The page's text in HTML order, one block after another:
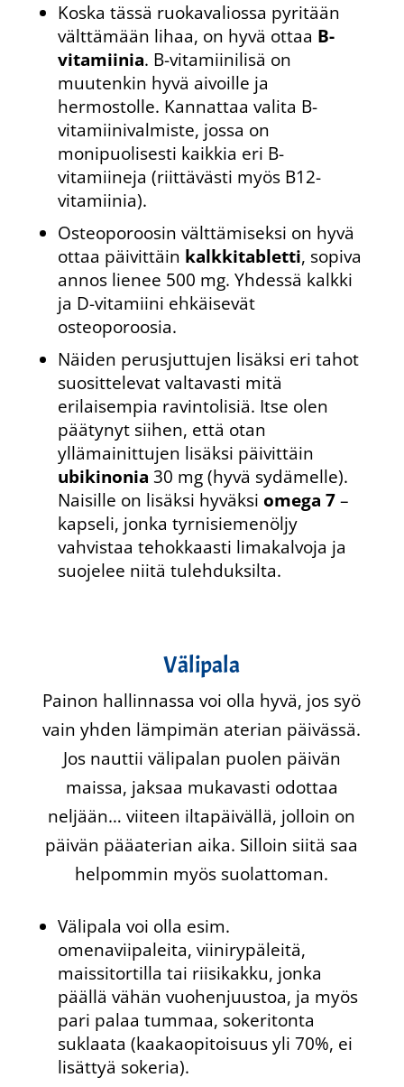
Koska tässä ruokavaliossa pyritään
välttämään lihaa, on hyvä ottaa B-
vitamiinia. B-vitamiinilisä on
muutenkin hyvä aivoille ja
hermostolle. Kannattaa valita B-
vitamiinivalmiste, jossa on
monipuolisesti kaikkia eri B-
vitamiineja (riittävästi myös B12-
vitamiinia).
Osteoporoosin välttämiseksi on hyvä
ottaa päivittäin kalkkitabletti, sopiva
annos lienee 500 mg. Yhdessä kalkki
ja D-vitamiini ehkäisevät
osteoporoosia.
Näiden perusjuttujen lisäksi eri tahot
suosittelevat valtavasti mitä
erilaisempia ravintolisiä. Itse olen
päätynyt siihen, että otan
yllämainittujen lisäksi päivittäin
ubikinonia 30 mg (hyvä sydämelle).
Naisille on lisäksi hyväksi omega 7–
kapseli, jonka tyrnisiemenöljy
vahvistaa tehokkaasti limakalvoja ja
suojelee niitä tulehduksilta.
Välipala
Painon hallinnassa voi olla hyvä, jos syö
vain yhden lämpimän aterian päivässä.
Jos nauttii välipalan puolen päivän
maissa, jaksaa mukavasti odottaa
neljään… viiteen iltapäivällä, jolloin on
päivän pääaterian aika. Silloin siitä saa
helpommin myös suolattoman.
Välipala voi olla esim.
omenaviipaleita, viinirypäleitä,
maissitortilla tai riisikakku, jonka
päällä vähän vuohenjuustoa, ja myös
pari palaa tummaa, sokeritonta
suklaata (kaakaopitoisuus yli 70%, ei
lisättyä sokeria).